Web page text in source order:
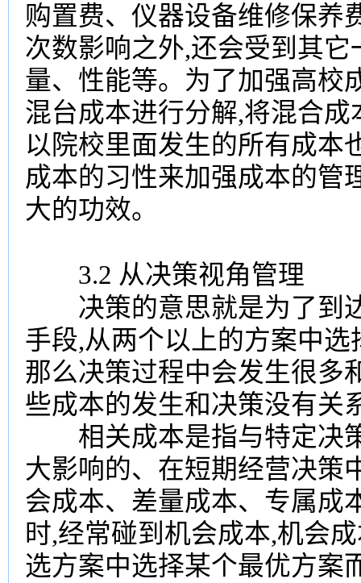
购置费、仪器设备维修保养
次数影响之外,还会受到其
量、性能等。为了加强高校
混台成本进行分解,将混合
以院校里面发生的所有成本
成本的习性来加强成本的管
大的功效。
3.2 从决策视角管理
决策的意思就是为了到
手段,从两个以上的方案中
那么决策过程中会发生很多
些成本的发生和决策没有关
相关成本是指与特定决
大影响的、在短期经营决策
会成本、差量成本、专属成
时,经常碰到机会成本,机会
选方案中选择某个最优方案